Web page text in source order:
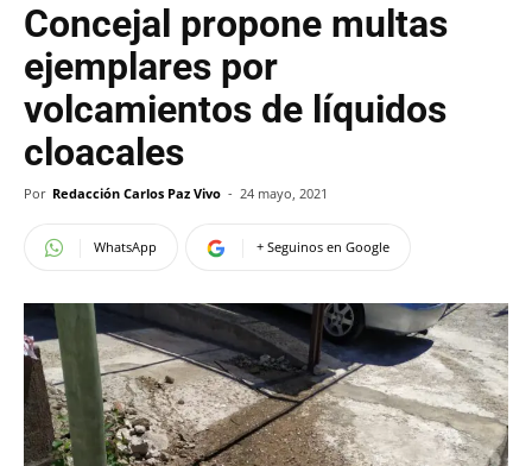
Concejal propone multas
ejemplares por
volcamientos de líquidos
cloacales
Por Redacción Carlos Paz Vivo - 24 mayo, 2021
WhatsApp + Seguinos en Google